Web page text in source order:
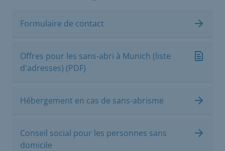
Formulaire de contact
Offres pour les sans-abri à Munich (liste
d'adresses) (PDF)
Hébergement en cas de sans-abrisme
Conseil social pour les personnes sans
domicile